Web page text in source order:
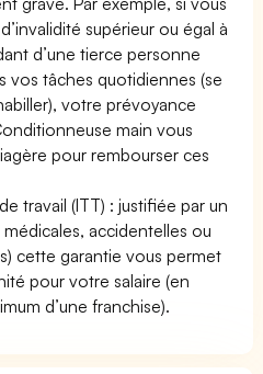
supérieur ou égal à
d’une tierce personne
vos tâches quotidiennes (se
votre prévoyance
main vous
pour rembourser ces
travail (ITT) : justifiée par un
accidentelles ou
cette garantie vous permet
pour votre salaire (en
d’une franchise).